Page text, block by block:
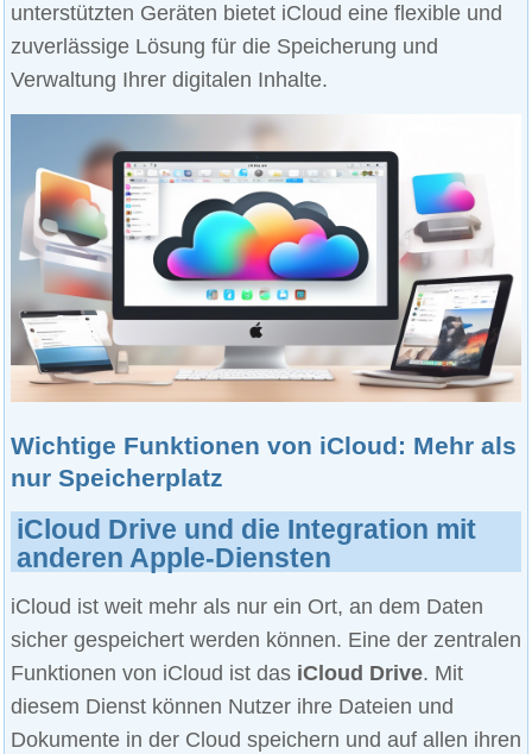
unterstützten Geräten bietet iCloud eine flexible und
zuverlässige Lösung für die Speicherung und
Verwaltung Ihrer digitalen Inhalte.
Wichtige Funktionen von iCloud: Mehr als
nur Speicherplatz
iCloud Drive und die Integration mit
anderen Apple-Diensten
iCloud ist weit mehr als nur ein Ort, an dem Daten
sicher gespeichert werden können. Eine der zentralen
Funktionen von iCloud ist das iCloud Drive. Mit
diesem Dienst können Nutzer ihre Dateien und
Dokumente in der Cloud speichern und auf allen ihren